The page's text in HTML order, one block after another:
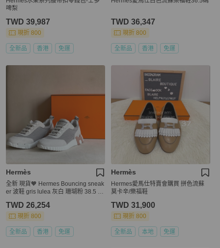
啤梨
TWD 39,987
現折 800
全新品 香港 免運
TWD 36,347
現折 800
全新品 香港 免運
Hermès
全新 現貨🧡 Hermes Bouncing sneak
er 波鞋 gris lulea 灰白 珊瑚粉 38.5 🔥
TWD 26,254
現折 800
全新品 香港 免運
Hermès
Hermes愛馬仕特賣會購買 拼色流蘇
莫卡辛/樂福鞋
TWD 31,900
現折 800
全新品 本地 免運